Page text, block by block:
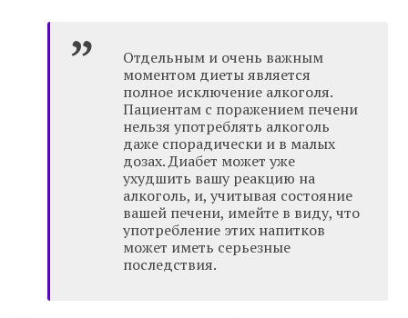
Отдельным и очень важным
моментом диеты является
полное исключение алкоголя.
Пациентам с поражением печени
нельзя употреблять алкоголь
даже спорадически и в малых
дозах. Диабет может уже
ухудшить вашу реакцию на
алкоголь, и, учитывая состояние
вашей печени, имейте в виду, что
употребление этих напитков
может иметь серьезные
последствия.